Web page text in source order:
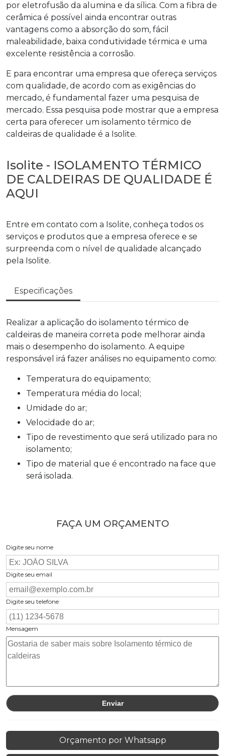
por eletrofusão da alumina e da sílica. Com a fibra de
cerâmica é possível ainda encontrar outras
vantagens como a absorção do som, fácil
maleabilidade, baixa condutividade térmica e uma
excelente resistência a corrosão.
E para encontrar uma empresa que ofereça serviços
com qualidade, de acordo com as exigências do
mercado, é fundamental fazer uma pesquisa de
mercado. Essa pesquisa pode mostrar que a empresa
certa para oferecer um isolamento térmico de
caldeiras de qualidade é a Isolite.
Isolite - ISOLAMENTO TÉRMICO
DE CALDEIRAS DE QUALIDADE É
AQUI
Entre em contato com a Isolite, conheça todos os
serviços e produtos que a empresa oferece e se
surpreenda com o nível de qualidade alcançado
pela Isolite.
Especificações
Realizar a aplicação do isolamento térmico de
caldeiras de maneira correta pode melhorar ainda
mais o desempenho do isolamento. A equipe
responsável irá fazer análises no equipamento como:
Temperatura do equipamento;
Temperatura média do local;
Umidade do ar;
Velocidade do ar;
Tipo de revestimento que será utilizado para no
isolamento;
Tipo de material que é encontrado na face que
será isolada.
FAÇA UM ORÇAMENTO
Digite seu nome
Digite seu email
Digite seu telefone
Mensagem
Orçamento por Whatsapp